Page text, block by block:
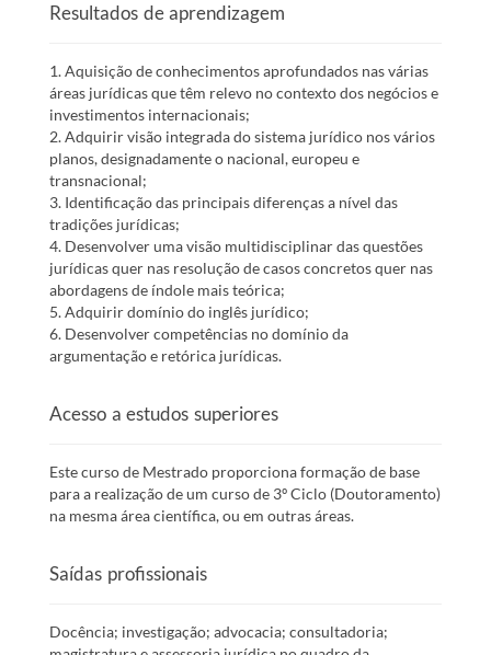
Resultados de aprendizagem
1. Aquisição de conhecimentos aprofundados nas várias
áreas jurídicas que têm relevo no contexto dos negócios e
investimentos internacionais;
2. Adquirir visão integrada do sistema jurídico nos vários
planos, designadamente o nacional, europeu e
transnacional;
3. Identificação das principais diferenças a nível das
tradições jurídicas;
4. Desenvolver uma visão multidisciplinar das questões
jurídicas quer nas resolução de casos concretos quer nas
abordagens de índole mais teórica;
5. Adquirir domínio do inglês jurídico;
6. Desenvolver competências no domínio da
argumentação e retórica jurídicas.
Acesso a estudos superiores
Este curso de Mestrado proporciona formação de base
para a realização de um curso de 3º Ciclo (Doutoramento)
na mesma área científica, ou em outras áreas.
Saídas profissionais
Docência; investigação; advocacia; consultadoria;